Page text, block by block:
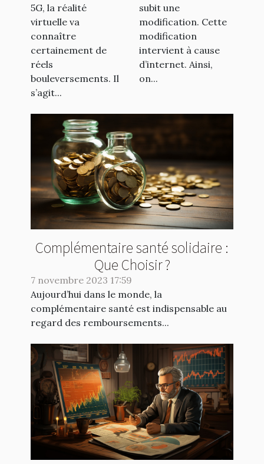
5G, la réalité
virtuelle va
connaître
certainement de
réels
bouleversements. Il
s’agit...
subit une
modification. Cette
modification
intervient à cause
d’internet. Ainsi,
on...
Complémentaire santé solidaire :
Que Choisir ?
7 novembre 2023 17:59
Aujourd’hui dans le monde, la
complémentaire santé est indispensable au
regard des remboursements...